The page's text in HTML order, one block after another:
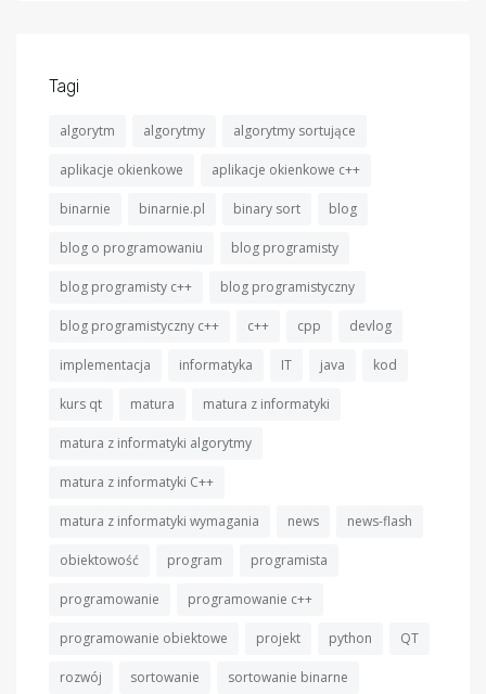
Tagi
algorytm algorytmy algorytmy sortujące
aplikacje okienkowe aplikacje okienkowe c++
binarnie binarnie.pl binary sort blog
blog o programowaniu blog programisty
blog programisty c++ blog programistyczny
blog programistyczny c++ c++ cpp devlog
implementacja informatyka IT java kod
kurs qt matura matura z informatyki
matura z informatyki algorytmy
matura z informatyki C++
matura z informatyki wymagania news news-flash
obiektowość program programista
programowanie programowanie c++
programowanie obiektowe projekt python QT
rozwój sortowanie sortowanie binarne